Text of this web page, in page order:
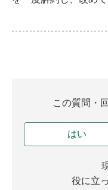
この質問・
はい
役に立